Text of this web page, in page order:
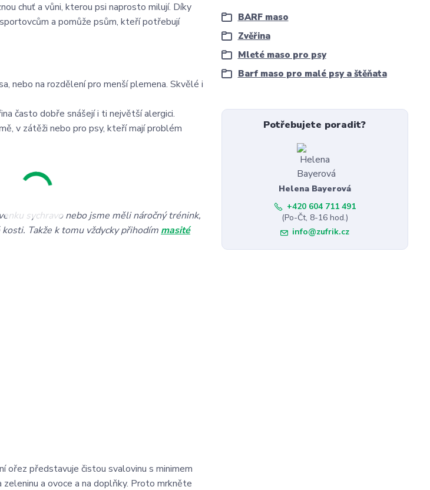
chuť a vůni, kterou psi naprosto milují. Díky
a pomůže psům, kteří potřebují
nebo na rozdělení pro menší plemena. Skvělé i
často dobře snášejí i ti největší alergici.
v zátěži nebo pro psy, kteří mají problém
sychravo nebo jsme měli náročný trénink,
Takže k tomu vždycky přihodím masité
ořez představuje čistou svalovinu s minimem
a ovoce a na doplňky. Proto mrkněte
BARF maso
Zvěřina
Mleté maso pro psy
Barf maso pro malé psy a štěňata
Potřebujete poradit?
Helena Bayerová
+420 604 711 491
(Po-Čt, 8-16 hod.)
info@zufrik.cz